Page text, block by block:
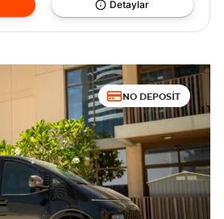
Detaylar
NO DEPOSIT